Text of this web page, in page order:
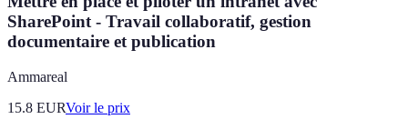
SharePoint - Travail collaboratif, gestion
documentaire et publication
Ammareal
15.8 EURVoir le prix